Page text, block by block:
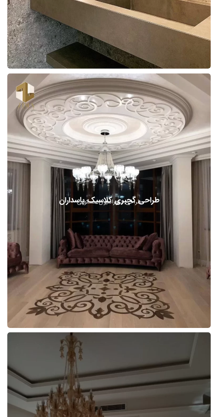
طراحی دکوراسیون مسکونی
طراحی گچبری کلاسیک پاسداران